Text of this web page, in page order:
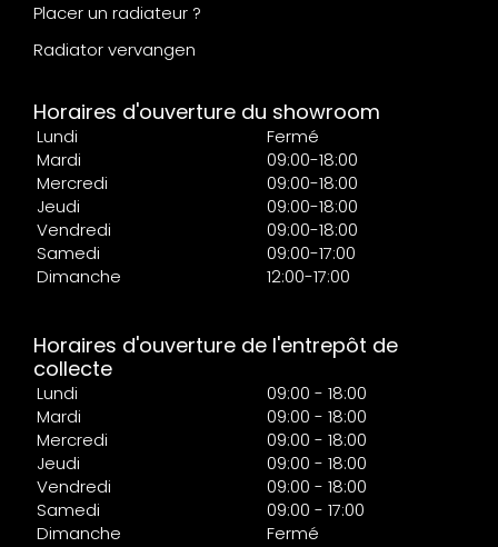
Placer un radiateur ?
Radiator vervangen
Horaires d'ouverture du showroom
Lundi
Fermé
Mardi
09:00-18:00
Mercredi
09:00-18:00
Jeudi
09:00-18:00
Vendredi
09:00-18:00
Samedi
09:00-17:00
Dimanche
12:00-17:00
Horaires d'ouverture de l'entrepôt de
collecte
Lundi
09:00 - 18:00
Mardi
09:00 - 18:00
Mercredi
09:00 - 18:00
Jeudi
09:00 - 18:00
Vendredi
09:00 - 18:00
Samedi
09:00 - 17:00
Dimanche
Fermé